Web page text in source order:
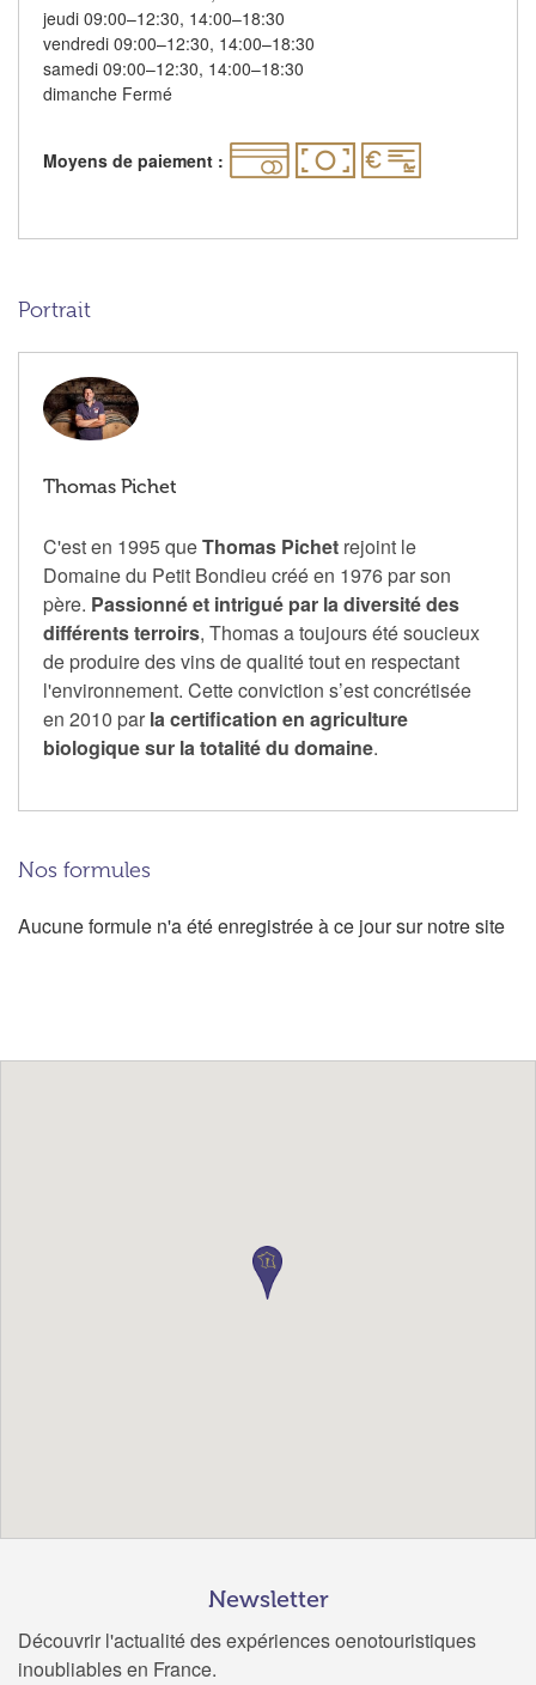
jeudi 09:00–12:30, 14:00–18:30
vendredi 09:00–12:30, 14:00–18:30
samedi 09:00–12:30, 14:00–18:30
dimanche Fermé
Moyens de paiement :
Portrait
Thomas Pichet
C'est en 1995 queThomas Pichet rejoint le
Domaine du Petit Bondieu créé en 1976 par son
père. Passionné et intrigué par la diversité des
différents terroirs, Thomas a toujours été soucieux
de produire des vins de qualité tout en respectant
l'environnement. Cette conviction s’est concrétisée
en 2010 par la certification en agriculture
biologique sur la totalité du domaine.
Nos formules
Aucune formule n'a été enregistrée à ce jour sur notre site
Newsletter
Découvrir l'actualité des expériences oenotouristiques
inoubliables en France.